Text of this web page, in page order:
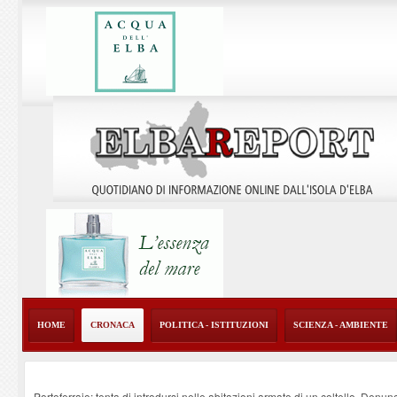
HOME CRONACA POLITICA - ISTITUZIONI SCIENZA - AMBIENTE